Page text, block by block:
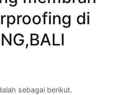
di
sebagai berikut.